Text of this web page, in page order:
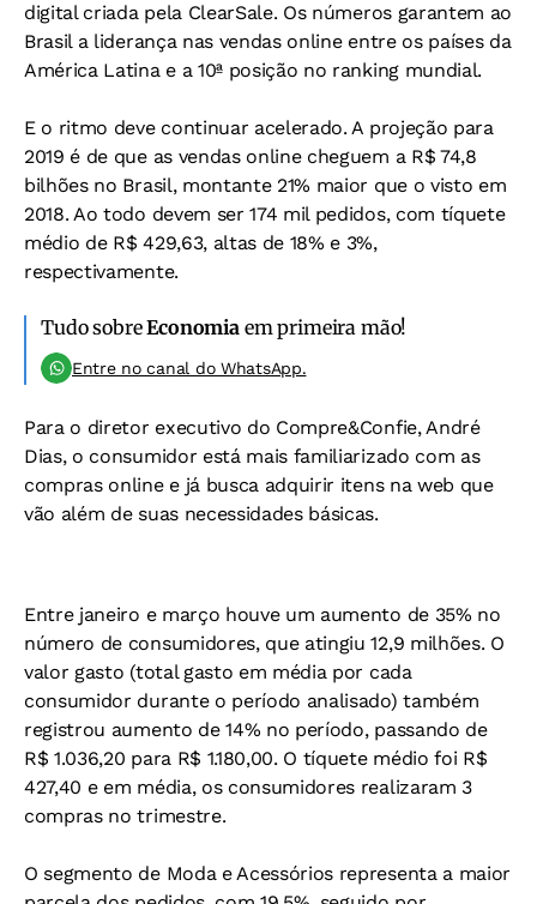
digital criada pela ClearSale. Os números garantem ao
Brasil a liderança nas vendas online entre os países da
América Latina e a 10ª posição no ranking mundial.
E o ritmo deve continuar acelerado. A projeção para
2019 é de que as vendas online cheguem a R$ 74,8
bilhões no Brasil, montante 21% maior que o visto em
2018. Ao todo devem ser 174 mil pedidos, com tíquete
médio de R$ 429,63, altas de 18% e 3%,
respectivamente.
Tudo sobreEconomiaem primeira mão!
Entre no canal do WhatsApp.
Para o diretor executivo do Compre&Confie, André
Dias, o consumidor está mais familiarizado com as
compras online e já busca adquirir itens na web que
vão além de suas necessidades básicas.
Entre janeiro e março houve um aumento de 35% no
número de consumidores, que atingiu 12,9 milhões. O
valor gasto (total gasto em média por cada
consumidor durante o período analisado) também
registrou aumento de 14% no período, passando de
R$ 1.036,20 para R$ 1.180,00. O tíquete médio foi R$
427,40 e em média, os consumidores realizaram 3
compras no trimestre.
O segmento de Moda e Acessórios representa a maior